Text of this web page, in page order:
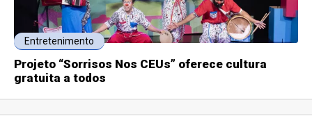
Entretenimento
Projeto “Sorrisos Nos CEUs” oferece cultura
gratuita a todos